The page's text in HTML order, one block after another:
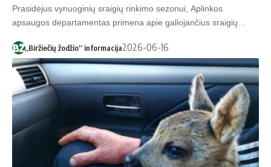
Prasidėjus vynuoginių sraigių rinkimo sezonui, Aplinkos
apsaugos departamentas primena apie galiojančius sraigių…
„Biržiečių žodžio“ informacija2026-06-16